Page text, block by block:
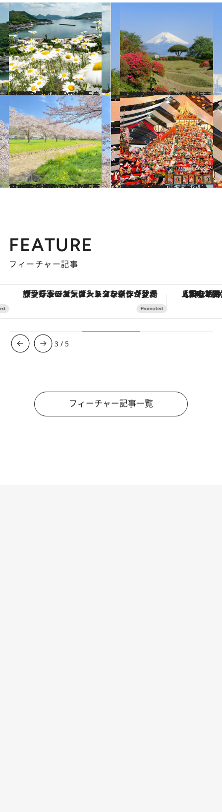
2023.4.4
【2023年版】 いつか行きたい！ 日本の春の絶景 ～中国篇～
旅＆お出かけ 2023.4.7
【2023年版】 いつか行きたい！ 日本の春の絶景 西日本篇まとめ①
旅＆お出かけ
2023.4.7
【2023年版】 いつか行きたい！ 日本の春の絶景 西日本篇まとめ②
旅＆お出かけ 2024.3.24
【写真】徳島県・春の絶景10選を写真ですべて見る。
旅＆お出かけ
FEATURE
フィーチャー記事
【銀座で出合う最旬美容】美髪ケアや上質な眠り…セルフケアのアップデートから、特別な名入れギフトまで。大人のための「ReFa GINZA」クルーズ
4 / 5
フィーチャー記事一覧